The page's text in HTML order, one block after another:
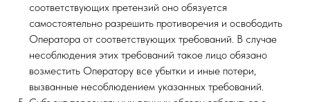
соответствующих претензий оно обязуется
самостоятельно разрешить противоречия и освободить
Оператора от соответствующих требований. В случае
несоблюдения этих требований такое лицо обязано
возместить Оператору все убытки и иные потери,
вызванные несоблюдением указанных требований.